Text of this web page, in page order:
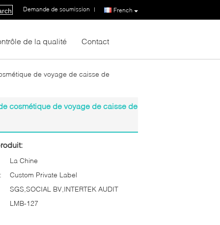
French
Demande de soumission |
de la qualité Contact
de voyage de caisse de
cosmétique de voyage de caisse de
La Chine
Custom Private Label
SGS,SOCIAL BV,INTERTEK AUDIT
LMB-127